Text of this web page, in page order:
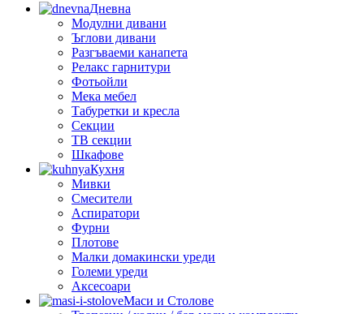
Дневна
Модулни дивани
Ъглови дивани
Разгъваеми канапета
Релакс гарнитури
Фотьойли
Мека мебел
Табуретки и кресла
Секции
ТВ секции
Шкафове
Кухня
Мивки
Смесители
Аспиратори
Фурни
Плотове
Малки домакински уреди
Големи уреди
Аксесоари
Маси и Столове